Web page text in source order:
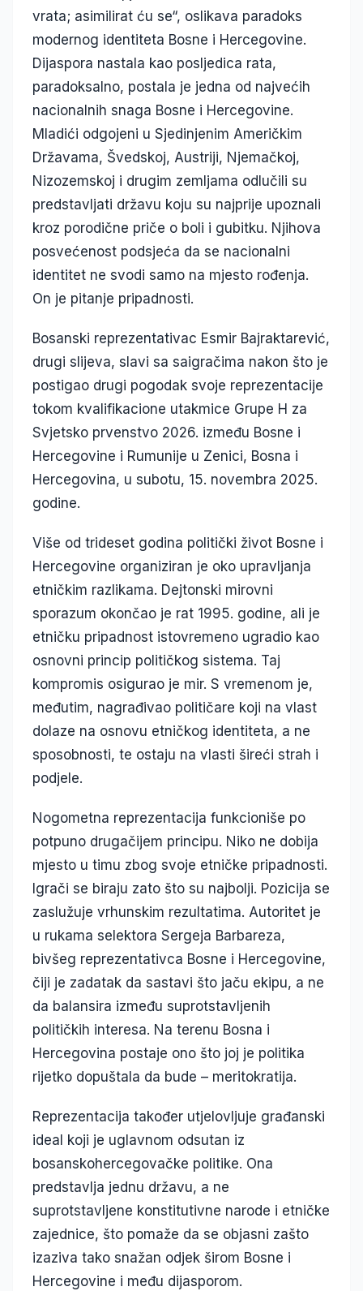
vrata; asimilirat ću se“, oslikava paradoks
modernog identiteta Bosne i Hercegovine.
Dijaspora nastala kao posljedica rata,
paradoksalno, postala je jedna od najvećih
nacionalnih snaga Bosne i Hercegovine.
Mladići odgojeni u Sjedinjenim Američkim
Državama, Švedskoj, Austriji, Njemačkoj,
Nizozemskoj i drugim zemljama odlučili su
predstavljati državu koju su najprije upoznali
kroz porodične priče o boli i gubitku. Njihova
posvećenost podsjeća da se nacionalni
identitet ne svodi samo na mjesto rođenja.
On je pitanje pripadnosti.
Bosanski reprezentativac Esmir Bajraktarević,
drugi slijeva, slavi sa saigračima nakon što je
postigao drugi pogodak svoje reprezentacije
tokom kvalifikacione utakmice Grupe H za
Svjetsko prvenstvo 2026. između Bosne i
Hercegovine i Rumunije u Zenici, Bosna i
Hercegovina, u subotu, 15. novembra 2025.
godine.
Više od trideset godina politički život Bosne i
Hercegovine organiziran je oko upravljanja
etničkim razlikama. Dejtonski mirovni
sporazum okončao je rat 1995. godine, ali je
etničku pripadnost istovremeno ugradio kao
osnovni princip političkog sistema. Taj
kompromis osigurao je mir. S vremenom je,
međutim, nagrađivao političare koji na vlast
dolaze na osnovu etničkog identiteta, a ne
sposobnosti, te ostaju na vlasti šireći strah i
podjele.
Nogometna reprezentacija funkcioniše po
potpuno drugačijem principu. Niko ne dobija
mjesto u timu zbog svoje etničke pripadnosti.
Igrači se biraju zato što su najbolji. Pozicija se
zaslužuje vrhunskim rezultatima. Autoritet je
u rukama selektora Sergeja Barbareza,
bivšeg reprezentativca Bosne i Hercegovine,
čiji je zadatak da sastavi što jaču ekipu, a ne
da balansira između suprotstavljenih
političkih interesa. Na terenu Bosna i
Hercegovina postaje ono što joj je politika
rijetko dopuštala da bude – meritokratija.
Reprezentacija također utjelovljuje građanski
ideal koji je uglavnom odsutan iz
bosanskohercegovačke politike. Ona
predstavlja jednu državu, a ne
suprotstavljene konstitutivne narode i etničke
zajednice, što pomaže da se objasni zašto
izaziva tako snažan odjek širom Bosne i
Hercegovine i među dijasporom.